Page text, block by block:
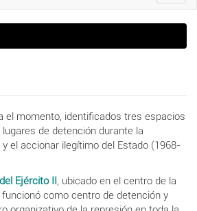
el momento, identificados tres espacios
de detención durante la
el accionar ilegítimo del Estado (1968-
Ejército II, ubicado en el centro de la
como centro de detención y